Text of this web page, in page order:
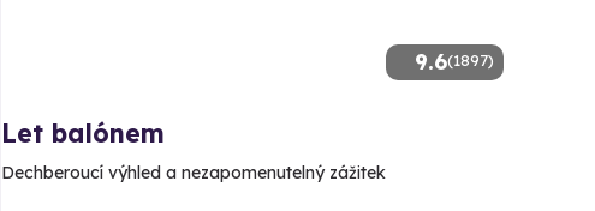
9.6(1897)
Let balónem
Dechberoucí výhled a nezapomenutelný zážitek